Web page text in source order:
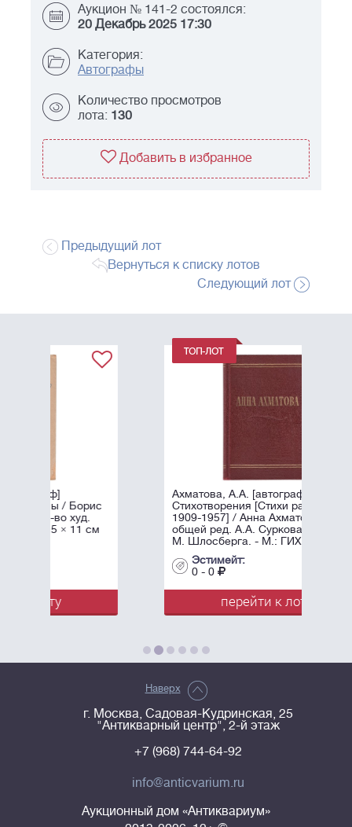
Аукцион № 141-2 состоялся:
20 Декабрь 2025 17:30
Категория:
Автографы
Количество просмотров
лота: 130
Добавить в избранное
Предыдущий лот
Вернуться к списку лотов
Следующий лот
Ахматова, А.А. [автограф]
Стихотворения [Стихи разных лет
1909-1957] / Анна Ахматова, под
общей ред. А.А. Суркова; Оформл.
М. Шлосберга. - М.: ГИХЛ, ...
перейти к лоту
Наверх
г. Москва, Садовая-Кудринская, 25
"Антикварный центр", 2-й этаж
+7 (968) 744-64-92
info@anticvarium.ru
Аукционный дом «Антиквариум»